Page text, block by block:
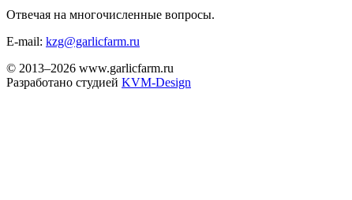
Отвечая на многочисленные вопросы.
E-mail: kzg@garlicfarm.ru
© 2013–2026 www.garlicfarm.ru
Разработано студией KVM-Design